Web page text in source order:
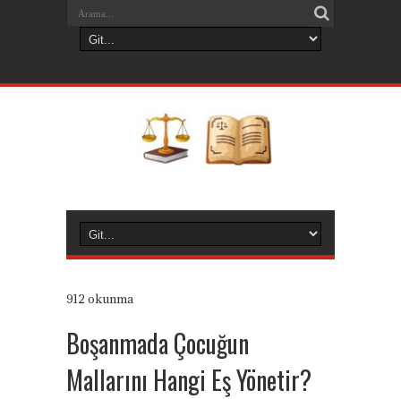
912 okunma
Boşanmada Çocuğun
Mallarını Hangi Eş Yönetir?